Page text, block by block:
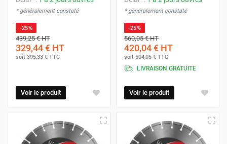
* généralement constaté
-25%
439,25 €HT
329,44 € HT
soit 395,33 € TTC
Voir le produit
* généralement constaté
-25%
560,05 €HT
420,04 € HT
soit 504,05 € TTC
LIVRAISON GRATUITE
Voir le produit